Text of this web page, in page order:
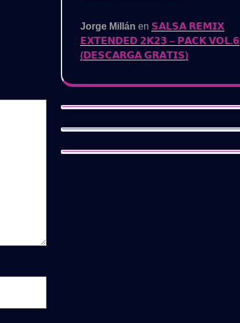
Jorge Millán en 𝗦𝗔𝗟𝗦𝗔 𝗥𝗘𝗠𝗜𝗫
𝗘𝗫𝗧𝗘𝗡𝗗𝗘𝗗 𝟮𝗞𝟮𝟯 – 𝗣𝗔𝗖𝗞 𝗩𝗢𝗟.𝟲
(𝗗𝗘𝗦𝗖𝗔𝗥𝗚𝗔 𝗚𝗥𝗔𝗧𝗜𝗦)